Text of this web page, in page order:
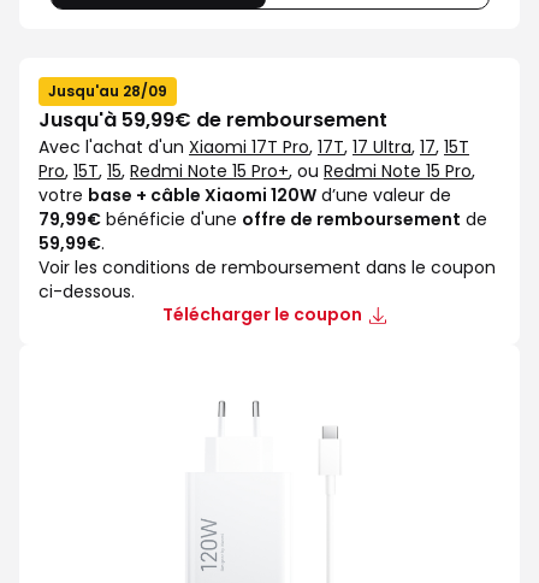
Jusqu'au 28/09
Jusqu'à 59,99€ de remboursement
Avec l'achat d'un Xiaomi 17T Pro, 17T, 17 Ultra, 17, 15T
Pro, 15T, 15, Redmi Note 15 Pro+, ou Redmi Note 15 Pro,
votre base + câble Xiaomi 120W d’une valeur de
79,99€ bénéficie d'une offre de remboursement de
59,99€.
Voir les conditions de remboursement dans le coupon
ci-dessous.
Télécharger le coupon